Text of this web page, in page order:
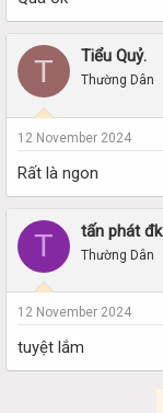
T Tiểu Quỷ.
Thường Dân
12 November 2024
Rất là ngon
T tấn phát đk
Thường Dân
12 November 2024
tuyệt lắm